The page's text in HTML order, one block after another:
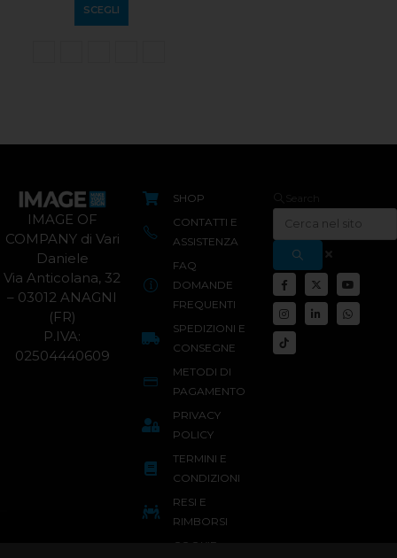
SCEGLI
IMAGE OF
COMPANY di Vari
Daniele
Via Anticolana, 32
– 03012 ANAGNI
(FR)
P.IVA:
02504440609
SHOP
CONTATTI E
ASSISTENZA
FAQ
DOMANDE
FREQUENTI
SPEDIZIONI E
CONSEGNE
METODI DI
PAGAMENTO
PRIVACY
POLICY
TERMINI E
CONDIZIONI
RESI E
RIMBORSI
COOKIE